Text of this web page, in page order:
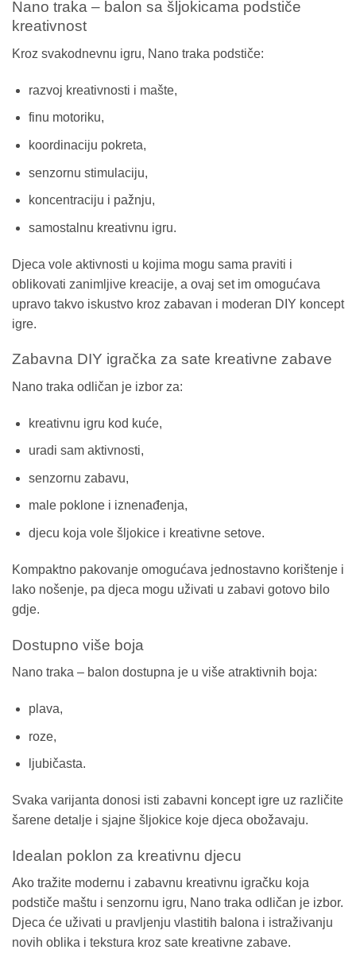
Nano traka – balon sa šljokicama podstiče
kreativnost
Kroz svakodnevnu igru, Nano traka podstiče:
razvoj kreativnosti i mašte,
finu motoriku,
koordinaciju pokreta,
senzornu stimulaciju,
koncentraciju i pažnju,
samostalnu kreativnu igru.
Djeca vole aktivnosti u kojima mogu sama praviti i
oblikovati zanimljive kreacije, a ovaj set im omogućava
upravo takvo iskustvo kroz zabavan i moderan DIY koncept
igre.
Zabavna DIY igračka za sate kreativne zabave
Nano traka odličan je izbor za:
kreativnu igru kod kuće,
uradi sam aktivnosti,
senzornu zabavu,
male poklone i iznenađenja,
djecu koja vole šljokice i kreativne setove.
Kompaktno pakovanje omogućava jednostavno korištenje i
lako nošenje, pa djeca mogu uživati u zabavi gotovo bilo
gdje.
Dostupno više boja
Nano traka – balon dostupna je u više atraktivnih boja:
plava,
roze,
ljubičasta.
Svaka varijanta donosi isti zabavni koncept igre uz različite
šarene detalje i sjajne šljokice koje djeca obožavaju.
Idealan poklon za kreativnu djecu
Ako tražite modernu i zabavnu kreativnu igračku koja
podstiče maštu i senzornu igru, Nano traka odličan je izbor.
Djeca će uživati u pravljenju vlastitih balona i istraživanju
novih oblika i tekstura kroz sate kreativne zabave.